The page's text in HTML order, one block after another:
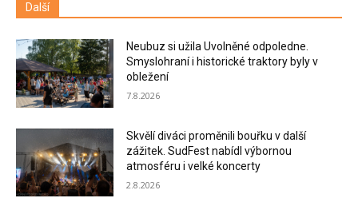
Další
Neubuz si užila Uvolněné odpoledne.
Smyslohraní i historické traktory byly v
obležení
7.8.2026
Skvělí diváci proměnili bouřku v další
zážitek. SudFest nabídl výbornou
atmosféru i velké koncerty
2.8.2026